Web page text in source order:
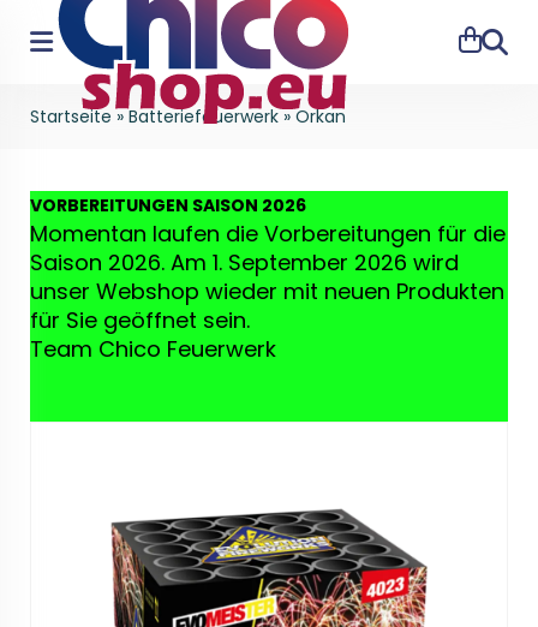
Suche
Startseite »Batteriefeuerwerk»Orkan
VORBEREITUNGEN SAISON 2026
Momentan laufen die Vorbereitungen für die
Saison 2026. Am 1. September 2026 wird
unser Webshop wieder mit neuen Produkten
für Sie geöffnet sein.
Team Chico Feuerwerk